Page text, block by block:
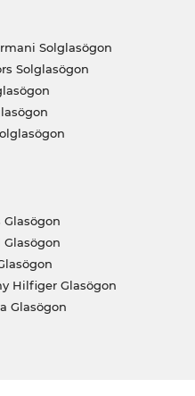
Solglasögon
Solglasögon
Glasögon
Glasögon
Hilfiger Glasögon
Glasögon